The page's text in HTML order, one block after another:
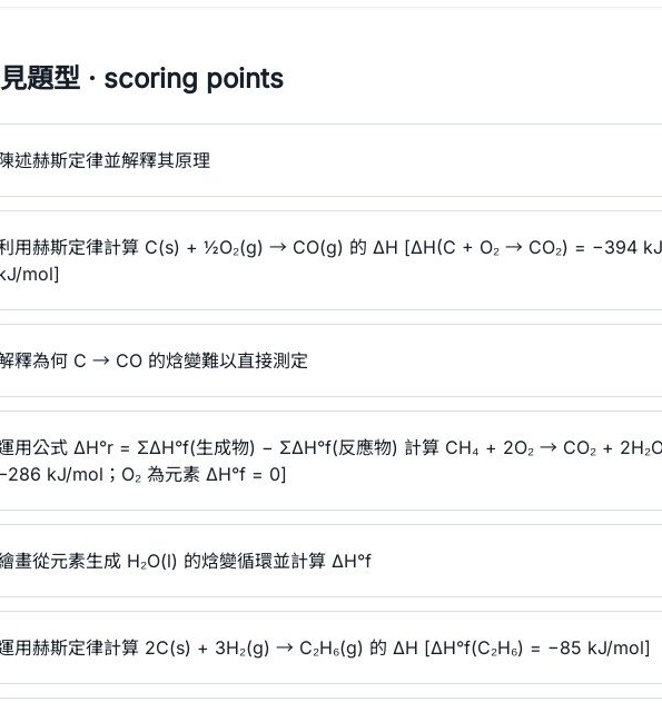
題型 · scoring points
述赫斯定律並解釋其原理
用赫斯定律計算 C(s) + ½O₂(g) → CO(g) 的 ΔH [ΔH(C + O₂ → CO₂) = −394
mol]
釋為何 C → CO 的焓變難以直接測定
用公式 ΔH°r = ΣΔH°f(生成物) − ΣΔH°f(反應物) 計算 CH₄ + 2O₂ → CO₂ +
kJ/mol；O₂ 為元素 ΔH°f = 0]
畫從元素生成 H₂O(l) 的焓變循環並計算 ΔH°f
用赫斯定律計算 2C(s) + 3H₂(g) → C₂H₆(g) 的 ΔH [ΔH°f(C₂H₆) = −85 kJ/mol]